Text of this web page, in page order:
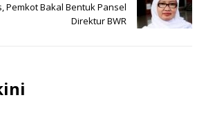
Pemkot Bakal Bentuk Pansel
Direktur BWR